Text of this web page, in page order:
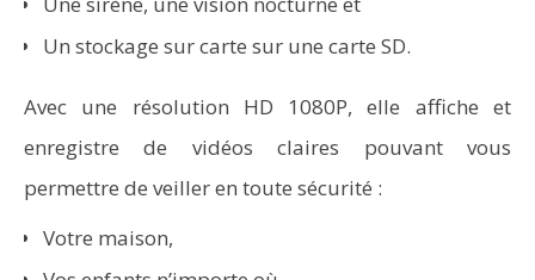
Un stockage sur carte sur une carte SD.
Avec une résolution HD 1080P, elle affiche et
enregistre de vidéos claires pouvant vous
permettre de veiller en toute sécurité :
Votre maison,